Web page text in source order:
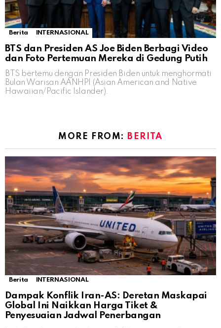
Berita INTERNASIONAL
BTS dan Presiden AS Joe Biden Berbagi Video
dan Foto Pertemuan Mereka di Gedung Putih
BTS bertemu dengan Presiden Biden untuk menghormati
Bulan Warisan AANHPI (Asian American and Native
Hawaiian/Pacific Islander).
MORE FROM: BERITA
Berita INTERNASIONAL
Dampak Konflik Iran-AS: Deretan Maskapai
Global Ini Naikkan Harga Tiket &
Penyesuaian Jadwal Penerbangan